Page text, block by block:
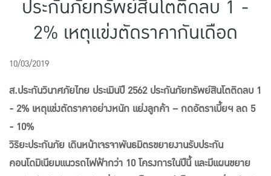
เปรียบเทียบแบบประกัน
เลือกแบบประกันที่เหมาะกับคุณ
TL Learning Center
ประกันภัยทรัพย์สินโตติดลบ 1 -
2% เหตุแข่งตัดราคากันเดือด
10/03/2019
ส.ประกันวินาศภัยไทย ประเมินปี 2562 ประกันภัยทรัพย์สินโตติดลบ 1
- 2% เหตุแข่งตัดราคาอย่างหนัก แย่งลูกค้า – กดอัตราเบี้ยฯ ลด 5
- 10%
วิริยะประกันภัย เดินหน้าเจรจาพันธมิตรขยายงานรับประกัน
คอนโดมิเนียมแนวรถไฟฟ้ากว่า 10 โครงการในปีนี้ และมีแผนขยาย